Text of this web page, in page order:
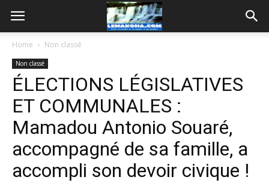
Home Non classé
Non classé
ÉLECTIONS LÉGISLATIVES
ET COMMUNALES :
Mamadou Antonio Souaré,
accompagné de sa famille, a
accompli son devoir civique !